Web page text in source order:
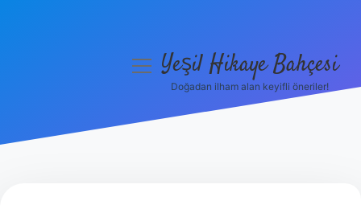
menüyüYeşil Hikaye Bahçesi
Doğadan ilham alan keyifli öneriler!